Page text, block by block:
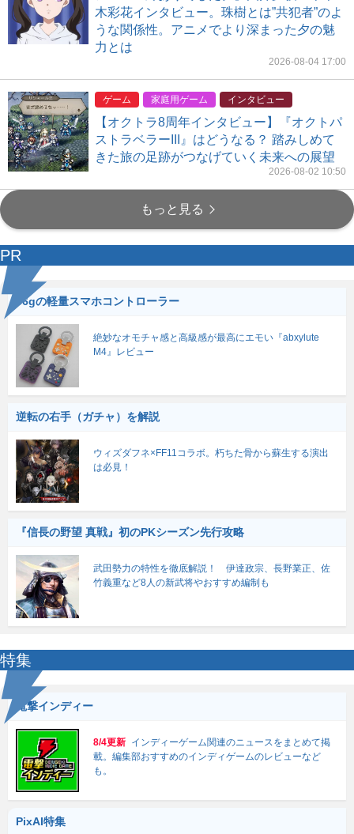
木彩花インタビュー。珠樹とは”共犯者”のよ
うな関係性。アニメでより深まった夕の魅
力とは
2026-08-04 17:00
ゲーム 家庭用ゲーム インタビュー
【オクトラ8周年インタビュー】『オクトパ
ストラベラーIII』はどうなる？ 踏みしめて
きた旅の足跡がつなげていく未来への展望
2026-08-02 10:50
もっと見る
PR
56gの軽量スマホコントローラー
絶妙なオモチャ感と高級感が最高にエモい『abxylute
M4』レビュー
逆転の右手（ガチャ）を解説
ウィズダフネ×FF11コラボ。朽ちた骨から蘇生する演出
は必見！
『信長の野望 真戦』初のPKシーズン先行攻略
武田勢力の特性を徹底解説！ 伊達政宗、長野業正、佐
竹義重など8人の新武将やおすすめ編制も
特集
電撃インディー
8/4更新 インディーゲーム関連のニュースをまとめて掲
載。編集部おすすめのインディゲームのレビューなど
も。
PixAI特集